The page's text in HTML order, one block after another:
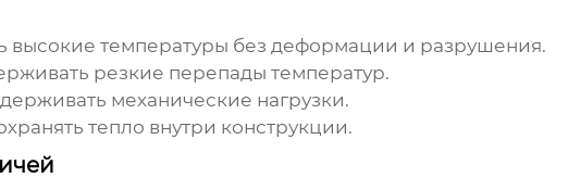
высокие температуры без деформации и разрушения.
резкие перепады температур.
механические нагрузки.
тепло внутри конструкции.